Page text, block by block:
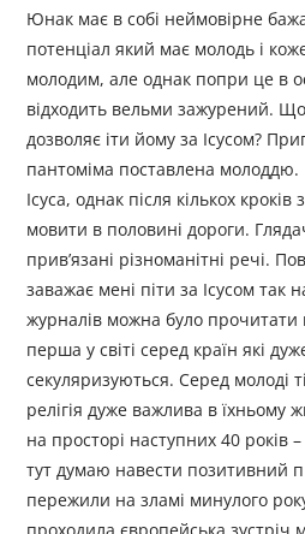
Юнак має в собі неймовірне
потенціал який має молодь і
молодим, але однак попри це в
відходить вельми зажурений.
дозволяє іти йому за Ісусом?
пантоміма поставлена молоддю.
Ісуса, однак після кількох
мовити в половині дороги.
прив’язані різноманітні речі.
заважає мені піти за Ісусом так
журналів можна було
перша у світі серед країн які
секуляризуються. Серед молоді
релігія дуже важлива в їхньому
на просторі наступних 40 років
тут думаю навести позитивний
пережили на зламі минулого